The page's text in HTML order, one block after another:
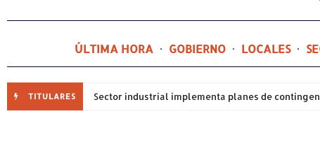
ÚLTIMA HORA GOBIERNO LOCALES
TITULARES